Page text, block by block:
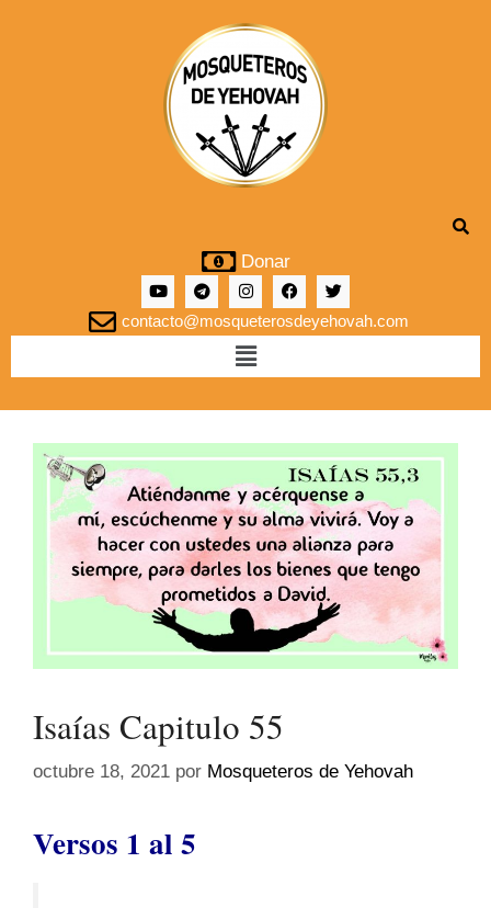
Donar
contacto@mosqueterosdeyehovah.com
Isaías Capitulo 55
octubre 18, 2021 por Mosqueteros de Yehovah
Versos 1 al 5